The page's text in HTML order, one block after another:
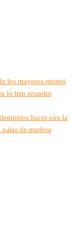
los mayores misteri
lo han resuelto
hacer con la
de madera